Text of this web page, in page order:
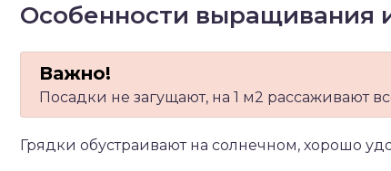
Особенности выращивания
Посадки не загущают, на 1 м2 рассаживают
Грядки обустраивают на солнечном, хорошо